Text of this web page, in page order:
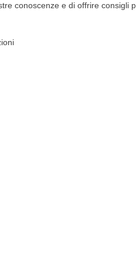
conoscenze e di offrire consigli